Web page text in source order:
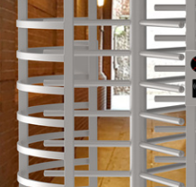
для амортизации
14. Аварийная
настроить в